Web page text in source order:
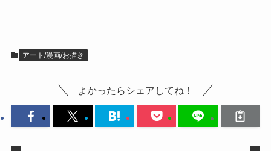
アート/漫画/お描き
よかったらシェアしてね！